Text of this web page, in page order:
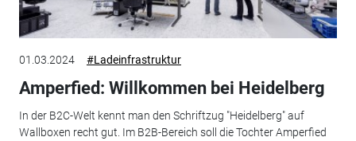
01.03.2024 #Ladeinfrastruktur
Amperfied: Willkommen bei Heidelberg
In der B2C-Welt kennt man den Schriftzug "Heidelberg" auf
Wallboxen recht gut. Im B2B-Bereich soll die Tochter Amperfied